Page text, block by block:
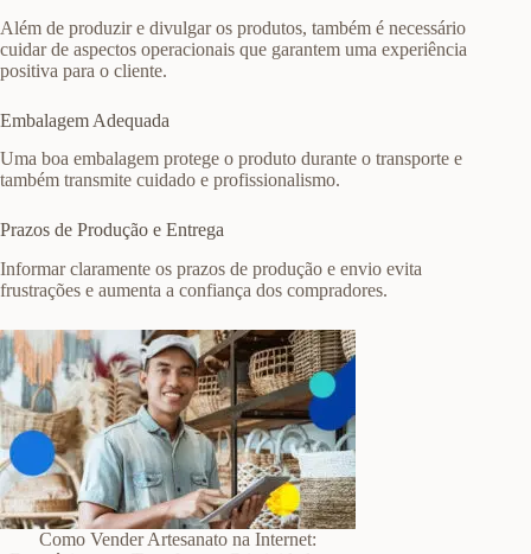
Além de produzir e divulgar os produtos, também é necessário
cuidar de aspectos operacionais que garantem uma experiência
positiva para o cliente.
Embalagem Adequada
Uma boa embalagem protege o produto durante o transporte e
também transmite cuidado e profissionalismo.
Prazos de Produção e Entrega
Informar claramente os prazos de produção e envio evita
frustrações e aumenta a confiança dos compradores.
Como Vender Artesanato na Internet: